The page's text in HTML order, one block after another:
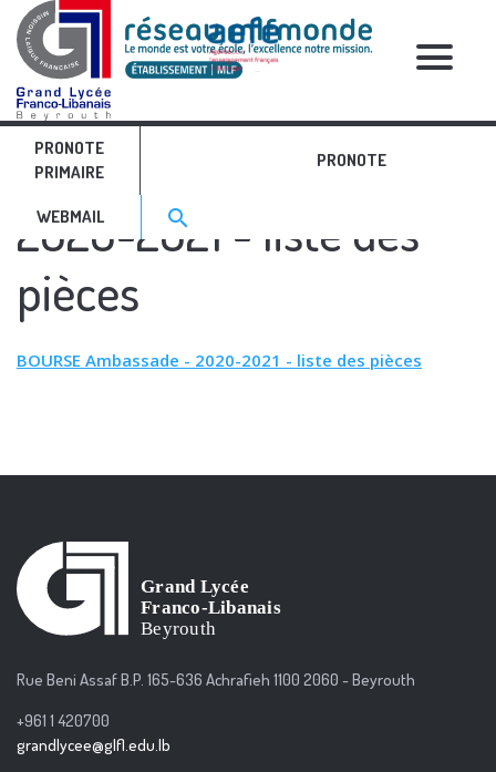
PRONOTE
PRIMAIRE
PRONOTE
WEBMAIL Search for:>
search
RELATIVE POSTS
BOURSE Ambassade -
2020-2021 - liste des
pièces
BOURSE Ambassade - 2020-2021 - liste des pièces
Rue Beni Assaf B.P. 165-636 Achrafieh 1100 2060 - Beyrouth
+961 1 420700
grandlycee@glfl.edu.lb